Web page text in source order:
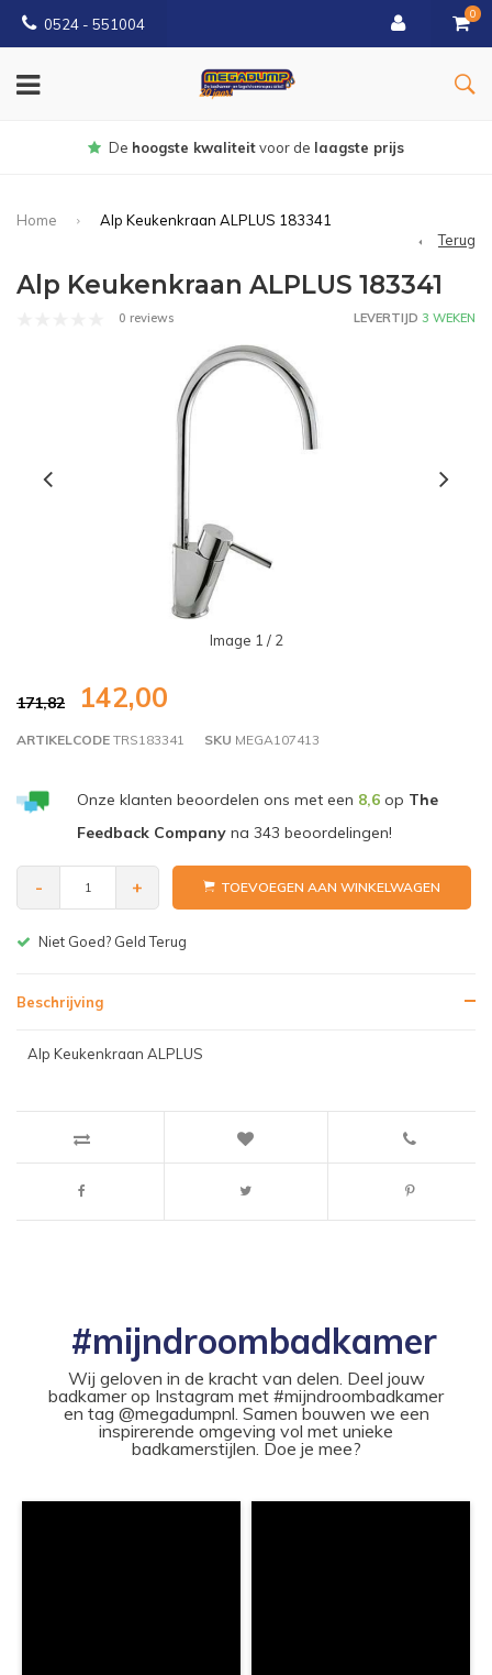
0524 - 551004
0
Gratisbezorgd vanaf €150
Home
Alp Keukenkraan ALPLUS 183341
Terug
Alp Keukenkraan ALPLUS 183341
0 reviews LEVERTIJD 3 WEKEN
Image 1 / 2
171,82 142,00
ARTIKELCODE TRS183341 SKU MEGA107413
Onze klanten beoordelen ons met een 8,6op The
Feedback Companyna 343 beoordelingen!
- + TOEVOEGEN AAN WINKELWAGEN
Gratis bezorgen v.a. € 150,-(NL)
Beschrijving
Alp Keukenkraan ALPLUS
#mijndroombadkamer
Wij geloven in de kracht van delen. Deel jouw
badkamer op Instagram met #mijndroombadkamer
en tag @megadumpnl. Samen bouwen we een
inspirerende omgeving vol met unieke
badkamerstijlen. Doe je mee?